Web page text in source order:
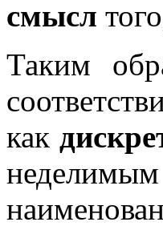
смысл
Таким
как